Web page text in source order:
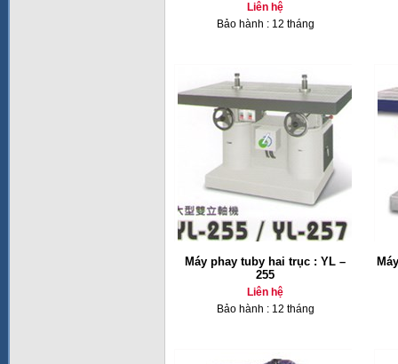
Liên hệ
Bảo hành : 12 tháng
Máy phay tuby hai trục : YL –
255
Liên hệ
Bảo hành : 12 tháng